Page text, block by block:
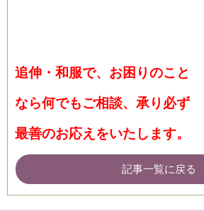
追伸・和服で、お困りのこと
なら何でもご相談、承り必ず
最善のお応えをいたします。
記事一覧に戻る